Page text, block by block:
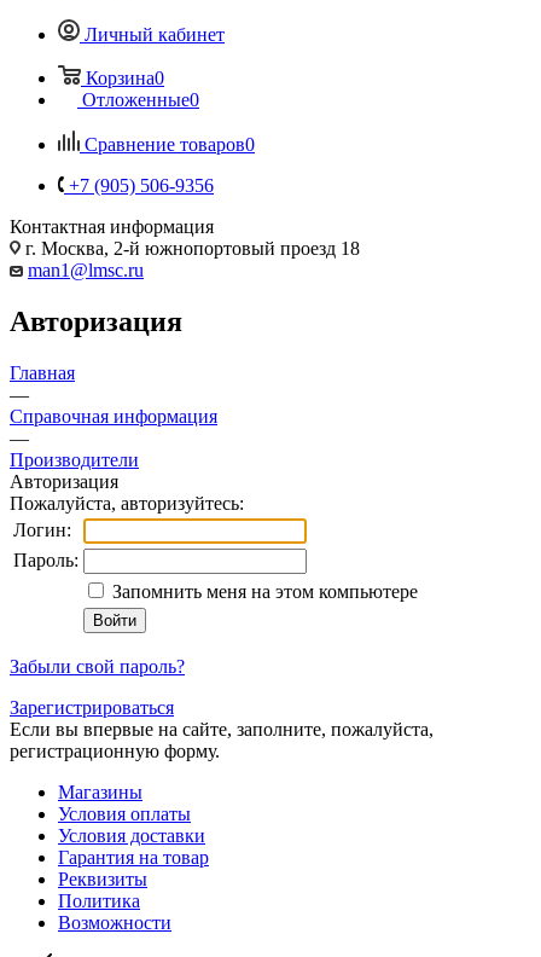
Личный кабинет
Корзина0
Отложенные0
Сравнение товаров0
+7 (905) 506-9356
Контактная информация
г. Москва, 2-й южнопортовый проезд 18
man1@lmsc.ru
Авторизация
Главная
—
Справочная информация
—
Производители
Авторизация
Пожалуйста, авторизуйтесь:
Логин:
Пароль:
Запомнить меня на этом компьютере
Забыли свой пароль?
Зарегистрироваться
Если вы впервые на сайте, заполните, пожалуйста,
регистрационную форму.
Магазины
Условия оплаты
Условия доставки
Гарантия на товар
Реквизиты
Политика
Возможности